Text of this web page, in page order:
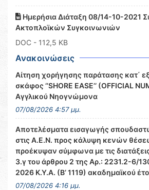
Ημερήσια Διάταξη 08/14-10-2021
Ακτοπλοϊκών Συγκοινωνιών
DOC - 112,5 KB
Ανακοινώσεις
Αίτηση χορήγησης παράτασης κατ΄
σκάφος ‘’SHORE EASE’’ (OFFICIAL
Αγγλικού Νηογνώμονα
07/08/2026 4:57 μμ.
Αποτελέσματα εισαγωγής
στις Α.Ε.Ν. προς κάλυψη κενών
προέκυψαν σύμφωνα με τις
3.γ του άρθρου 2 της Αρ.: 2231.2-6/
2026 Κ.Υ.Α. (Β’ 1119) ακαδημαϊκού
07/08/2026 4:16 μμ.